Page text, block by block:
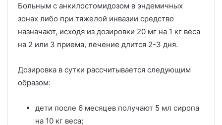
Больным с анкилостомидозом в эндемичных
зонах либо при тяжелой инвазии средство
назначают, исходя из дозировки 20 мг на 1 кг веса
на 2 или 3 приема, лечение длится 2-3 дня.
Дозировка в сутки рассчитывается следующим
образом:
дети после 6 месяцев получают 5 мл сиропа
на 10 кг веса;